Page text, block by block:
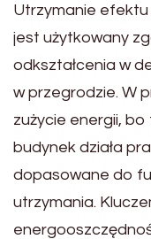
Utrzymanie
jest użytkowany
odkształcenia w
w przegrodzie. W
zużycie energii,
budynek działa
dopasowane do
utrzymania.